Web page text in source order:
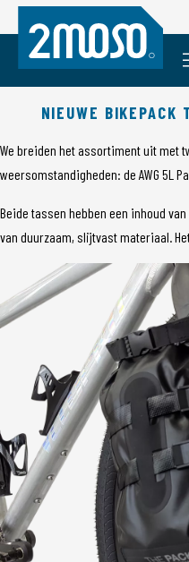
NIEUWE BIKEPACK
We breiden het assortiment uit met
weersomstandigheden: de AWG 5L
Beide tassen hebben een inhoud
van duurzaam, slijtvast materiaal.